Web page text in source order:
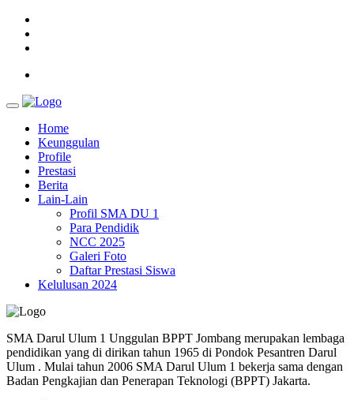
Home
Keunggulan
Profile
Prestasi
Berita
Lain-Lain
Profil SMA DU 1
Para Pendidik
NCC 2025
Galeri Foto
Daftar Prestasi Siswa
Kelulusan 2024
SMA Darul Ulum 1 Unggulan BPPT Jombang merupakan lembaga
pendidikan yang di dirikan tahun 1965 di Pondok Pesantren Darul
Ulum . Mulai tahun 2006 SMA Darul Ulum 1 bekerja sama dengan
Badan Pengkajian dan Penerapan Teknologi (BPPT) Jakarta.